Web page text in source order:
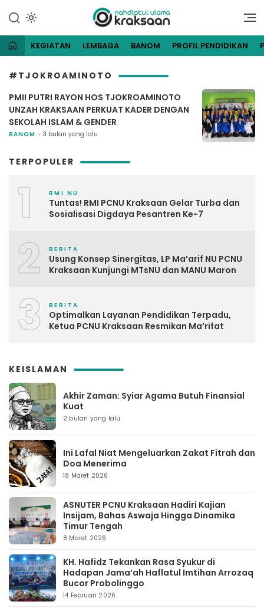
konten
NU Kraksaan
Website Resmi Pengurus
Kraksaan
KEGIATAN LEMBAGA BANOM PROFIL PENDIDIKAN
#TJOKROAMINOTO
PMII PUTRI RAYON HOS TJOKROAMINOTO
UNZAH KRAKSAAN PERKUAT KADER DENGAN
SEKOLAH ISLAM & GENDER
BANOM 3 bulan yang lalu
TERPOPULER
1 RMI NU
Tuntas! RMI PCNU Kraksaan Gelar Turba dan
Sosialisasi Digdaya Pesantren Ke-7
2 BERITA
Usung Konsep Sinergitas, LP Ma’arif NU PCNU
Kraksaan Kunjungi MTsNU dan MANU Maron
3 BERITA
Optimalkan Layanan Pendidikan Terpadu,
Ketua PCNU Kraksaan Resmikan Ma’rifat
KEISLAMAN
Akhir Zaman: Syiar Agama Butuh Finansial
Kuat
2 bulan yang lalu
Ini Lafal Niat Mengeluarkan Zakat Fitrah dan
Doa Menerima
18 Maret 2026
ASNUTER PCNU Kraksaan Hadiri Kajian
Insijam, Bahas Aswaja Hingga Dinamika
Timur Tengah
8 Maret 2026
KH. Hafidz Tekankan Rasa Syukur di
Hadapan Jama’ah Haflatul Imtihan Arrozaq
Bucor Probolinggo
14 Februari 2026